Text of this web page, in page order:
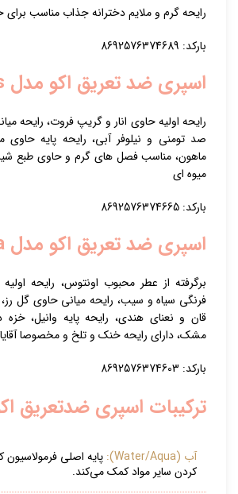
رایحه گرم و ملایم دخترانه جذاب مناسب برای
بارکد: 8692576374689
اسپری ضد تعریق اکو مدل Versences
رایحه اولیه حاوی انار و گریپ فروت، رایحه
صد تومنی و نیلوفر آبی، رایحه پایه
ماهون، مناسب فصل های گرم و حاوی طبع
میوه ای
بارکد: 8692576374665
اسپری ضد تعریق اکو مدل Adentusa
برگرفته از عطر محبوب اونتوس، رایحه اولیه
فرنگی سیاه و سیب، رایحه میانی حاوی گل
قان و نعنای هندی، رایحه پایه وانیل،
مشک، دارای رایحه خنک و تلخ و مخصوصا
بارکد: 8692576374603
ترکیبات اسپری ضدتعریق
آب (Water/Aqua):
پایه اصلی
کردن سایر مواد کمک می‌کند.